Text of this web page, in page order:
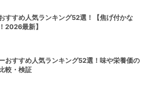
すすめ人気ランキング52選！【焦げ付かな
2026最新】
おすすめ人気ランキング52選！味や栄養価の
較・検証